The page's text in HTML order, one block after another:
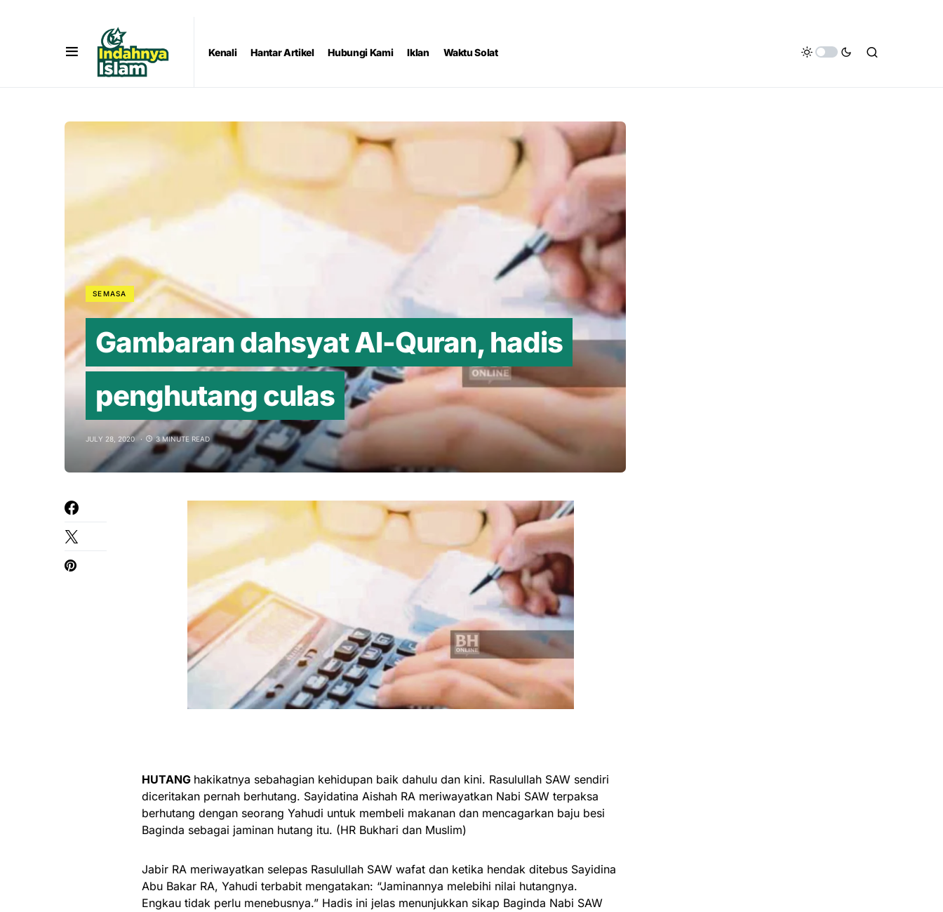
Kenali Hantar Artikel Hubungi Kami Iklan Waktu Solat
SEMASA
Gambaran dahsyat Al-Quran, hadis
penghutang culas
JULY 28, 2020 3 MINUTE READ
HUTANG hakikatnya sebahagian kehidupan baik dahulu dan kini. Rasulullah SAW sendiri
diceritakan pernah berhutang. Sayidatina Aishah RA meriwayatkan Nabi SAW terpaksa
berhutang dengan seorang Yahudi untuk membeli makanan dan mencagarkan baju besi
Baginda sebagai jaminan hutang itu. (HR Bukhari dan Muslim)
Jabir RA meriwayatkan selepas Rasulullah SAW wafat dan ketika hendak ditebus Sayidina
Abu Bakar RA, Yahudi terbabit mengatakan: “Jaminannya melebihi nilai hutangnya.
Engkau tidak perlu menebusnya.” Hadis ini jelas menunjukkan sikap Baginda Nabi SAW